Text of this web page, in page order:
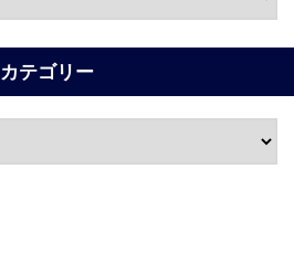
カテゴリー